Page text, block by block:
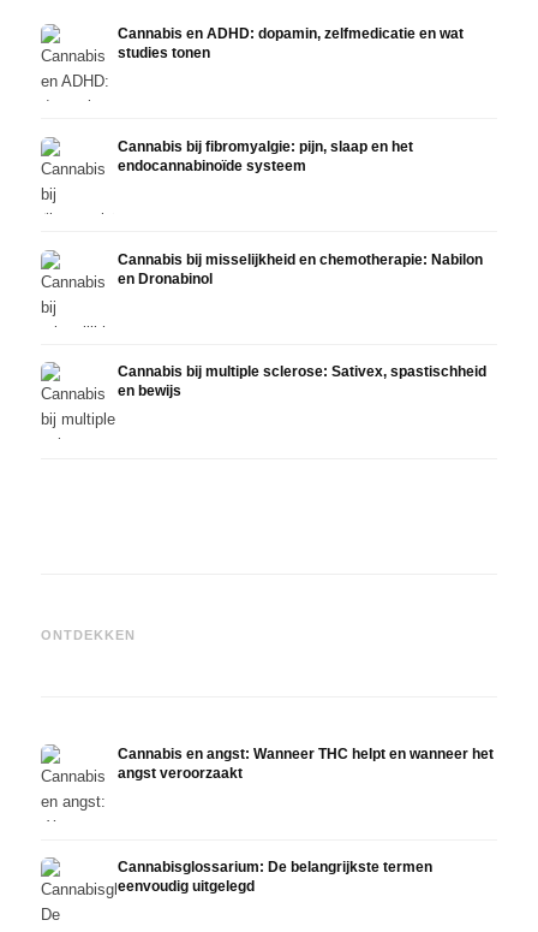
Cannabis en ADHD: dopamin, zelfmedicatie en wat
studies tonen
Cannabis bij fibromyalgie: pijn, slaap en het
endocannabinoïde systeem
Cannabis bij misselijkheid en chemotherapie: Nabilon
en Dronabinol
Cannabis bij multiple sclerose: Sativex, spastischheid
en bewijs
ONTDEKKEN
Epidiolex en de huidige stand
Cannabis en angst: Wanneer THC helpt en wanneer het
angst veroorzaakt
Cannabisglossarium: De belangrijkste termen
eenvoudig uitgelegd